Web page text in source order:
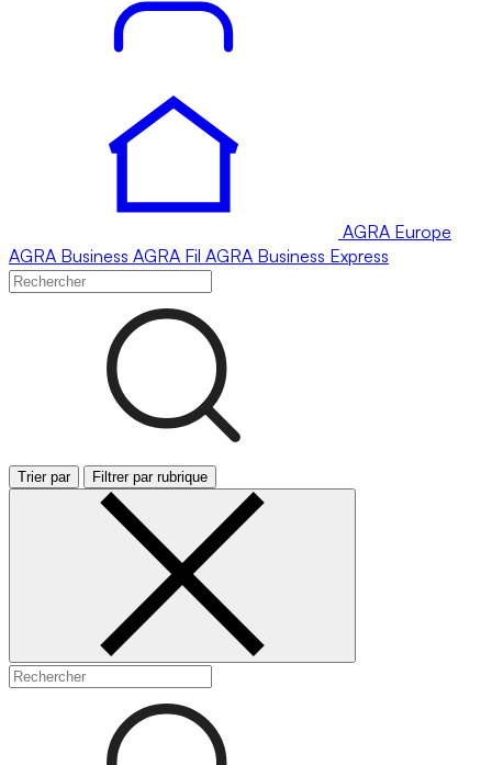
AGRA Europe
AGRA Business AGRA Fil AGRA Business Express
Trier par Filtrer par rubrique